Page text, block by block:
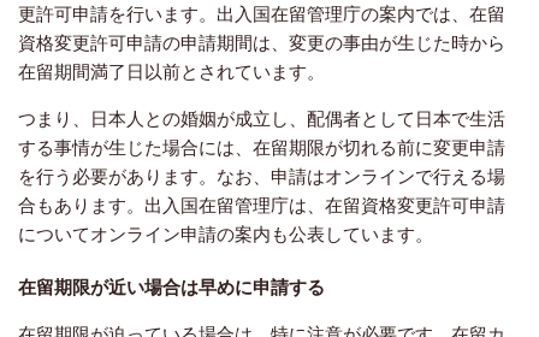
更許可申請を行います。出入国在留管理庁の案内では、在留
資格変更許可申請の申請期間は、変更の事由が生じた時から
在留期間満了日以前とされています。
つまり、日本人との婚姻が成立し、配偶者として日本で生活
する事情が生じた場合には、在留期限が切れる前に変更申請
を行う必要があります。なお、申請はオンラインで行える場
合もあります。出入国在留管理庁は、在留資格変更許可申請
についてオンライン申請の案内も公表しています。
在留期限が近い場合は早めに申請する